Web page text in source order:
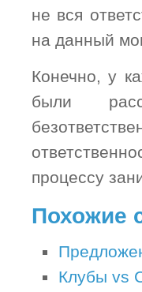
не вся
на данный
Конечно, у
были
процессу
Похожие
Клубы vs